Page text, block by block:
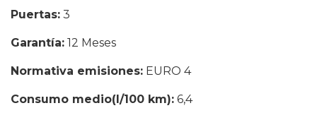
Puertas: 3
Garantía: 12 Meses
Normativa emisiones: EURO 4
Consumo medio(l/100 km): 6,4